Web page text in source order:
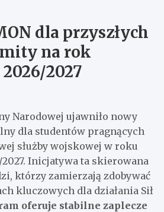
dla przyszłych
na rok
2027
Narodowej ujawniło nowy
dla studentów pragnących
służby wojskowej w roku
Inicjatywa ta skierowana
którzy zamierzają zdobywać
kluczowych dla działania Sił
oferuje stabilne zaplecze